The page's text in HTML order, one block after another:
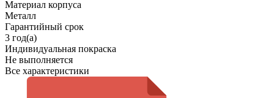
Материал корпуса
Металл
Гарантийный срок
3 год(а)
Индивидуальная покраска
Не выполняется
Все характеристики